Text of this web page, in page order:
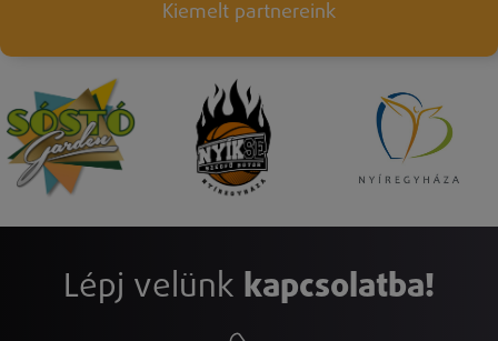
Kiemelt partnereink
Lépj velünk kapcsolatba!